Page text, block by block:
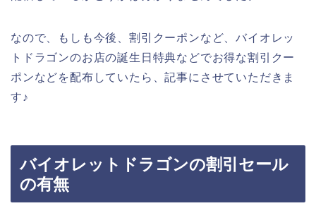
なので、もしも今後、割引クーポンなど、バイオレッ
トドラゴンのお店の誕生日特典などでお得な割引クー
ポンなどを配布していたら、記事にさせていただきま
す♪
バイオレットドラゴンの割引セール
の有無